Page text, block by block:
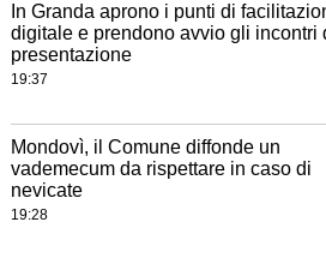
In Granda aprono i punti di
digitale e prendono avvio gli incontri
presentazione
19:37
Mondovì, il Comune diffonde un
vademecum da rispettare in caso di
nevicate
19:28